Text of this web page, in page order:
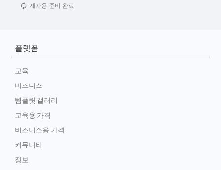
재사용 준비 완료
플랫폼
교육
비즈니스
템플릿 갤러리
교육용 가격
비즈니스용 가격
커뮤니티
정보